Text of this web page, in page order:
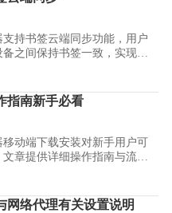
持书签云端同步功能，用户
之间保持书签一致，实现统
保证数据安全和便捷性。
指南新手必看
移动端下载安装对新手用户可
章提供详细操作指南与流程
网络代理有关设置说明